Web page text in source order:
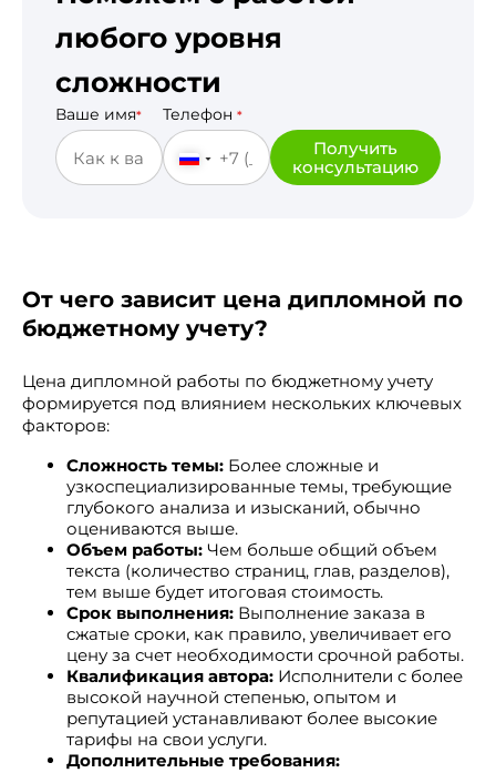
любого уровня
сложности
Ваше имя* Телефон *
Получить
консультацию
От чего зависит цена дипломной по
бюджетному учету?
Цена дипломной работы по бюджетному учету
формируется под влиянием нескольких ключевых
факторов:
Сложность темы: Более сложные и
узкоспециализированные темы, требующие
глубокого анализа и изысканий, обычно
оцениваются выше.
Объем работы: Чем больше общий объем
текста (количество страниц, глав, разделов),
тем выше будет итоговая стоимость.
Срок выполнения: Выполнение заказа в
сжатые сроки, как правило, увеличивает его
цену за счет необходимости срочной работы.
Квалификация автора: Исполнители с более
высокой научной степенью, опытом и
репутацией устанавливают более высокие
тарифы на свои услуги.
Дополнительные требования: